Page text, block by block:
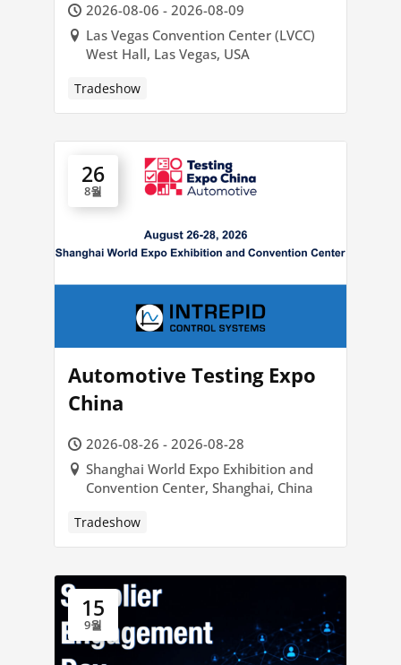
2026-08-06 - 2026-08-09
Las Vegas Convention Center (LVCC)
West Hall, Las Vegas, USA
Tradeshow
26
8월
Automotive Testing Expo
China
2026-08-26 - 2026-08-28
Shanghai World Expo Exhibition and
Convention Center, Shanghai, China
Tradeshow
15
9월